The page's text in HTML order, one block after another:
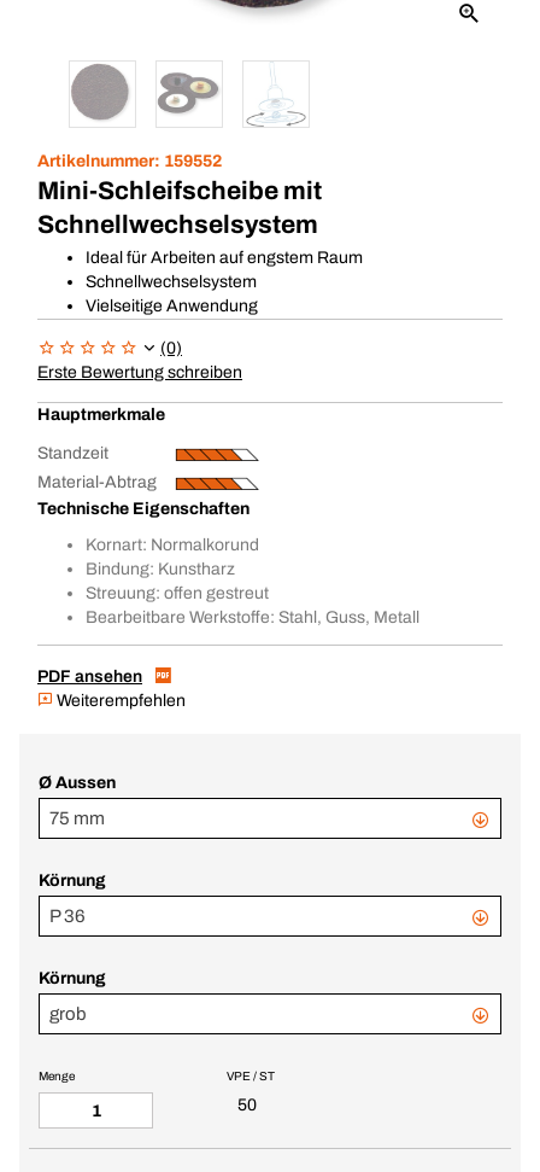
Artikelnummer: 159552
Mini-Schleifscheibe mit
Schnellwechselsystem
Ideal für Arbeiten auf engstem Raum
Schnellwechselsystem
Vielseitige Anwendung
(0)
Erste Bewertung schreiben
Hauptmerkmale
Standzeit
Material-Abtrag
Technische Eigenschaften
Kornart: Normalkorund
Bindung: Kunstharz
Streuung: offen gestreut
Bearbeitbare Werkstoffe: Stahl, Guss, Metall
PDF ansehen
Weiterempfehlen
Ø Aussen
75 mm
Körnung
P 36
Körnung
grob
VPE / ST
50
Menge